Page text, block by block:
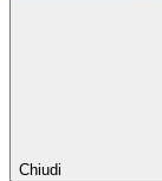
Chiudi